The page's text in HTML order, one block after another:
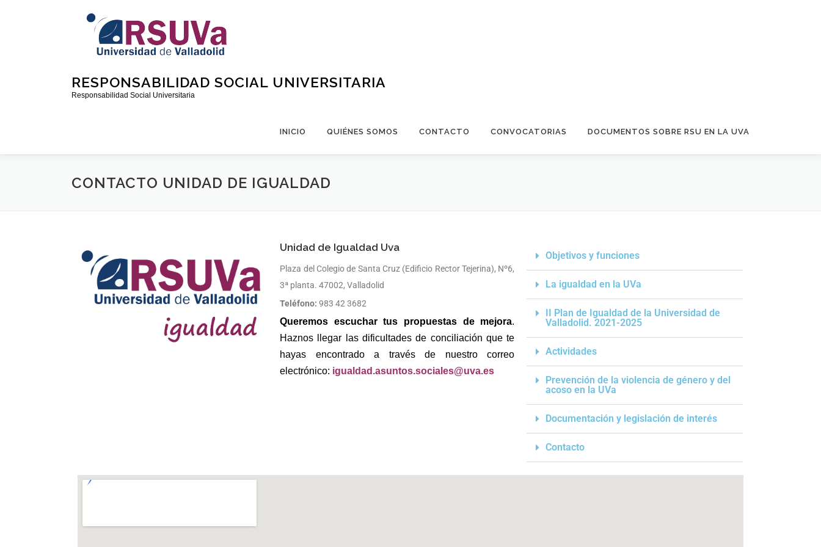
RESPONSABILIDAD SOCIAL UNIVERSITARIA
Responsabilidad Social Universitaria
INICIO QUIÉNES SOMOS CONTACTO CONVOCATORIAS DOCUMENTOS SOBRE RSU EN LA UVA
CONTACTO UNIDAD DE IGUALDAD
Unidad de Igualdad Uva
Plaza del Colegio de Santa Cruz (Edificio Rector Tejerina), Nº6,
3ª planta. 47002, Valladolid
Teléfono:983 42 3682
Queremos escuchar tus propuestas de mejora.
Haznos llegar las dificultades de conciliación que te
hayas encontrado a través de nuestro correo
electrónico: igualdad.asuntos.sociales@uva.es
Objetivos y funciones
La igualdad en la UVa
II Plan de Igualdad de la Universidad de
Valladolid. 2021-2025
Actividades
Prevención de la violencia de género y del
acoso en la UVa
Documentación y legislación de interés
Contacto